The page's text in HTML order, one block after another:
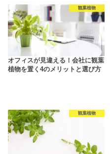
観葉植物
オフィスが見違える！会社に観葉
植物を置く4のメリットと選び方
観葉植物